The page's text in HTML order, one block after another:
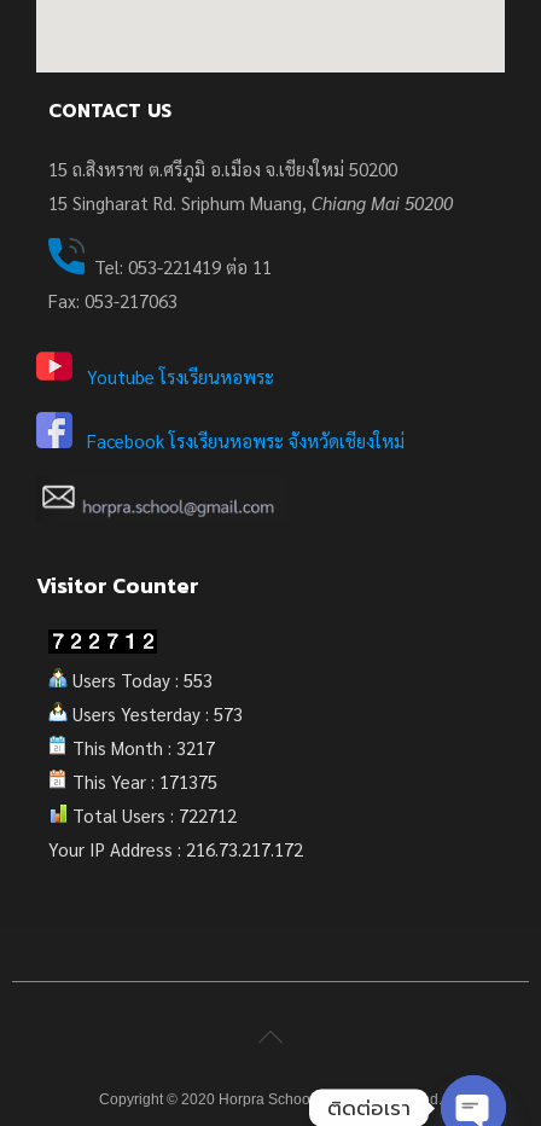
CONTACT US
15 ถ.สิงหราช ต.ศรีภูมิ อ.เมือง จ.เชียงใหม่ 50200
15 Singharat Rd. Sriphum Muang, Chiang Mai 50200
Tel: 053-221419 ต่อ 11
Fax: 053-217063
Youtube โรงเรียนหอพระ
Facebook โรงเรียนหอพระ จังหวัดเชียงใหม่
Visitor Counter
Users Today : 553
Users Yesterday : 573
This Month : 3217
This Year : 171375
Total Users : 722712
Your IP Address : 216.73.217.172
Copyright © 2020 Horpra School. All rights reserved.
ติดต่อเรา